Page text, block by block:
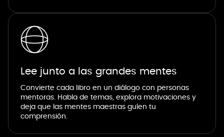
Lee junto a las grandes mentes
Convierte cada libro en un diálogo con personas
mentoras. Habla de temas, explora motivaciones y
deja que las mentes maestras guíen tu
comprensión.